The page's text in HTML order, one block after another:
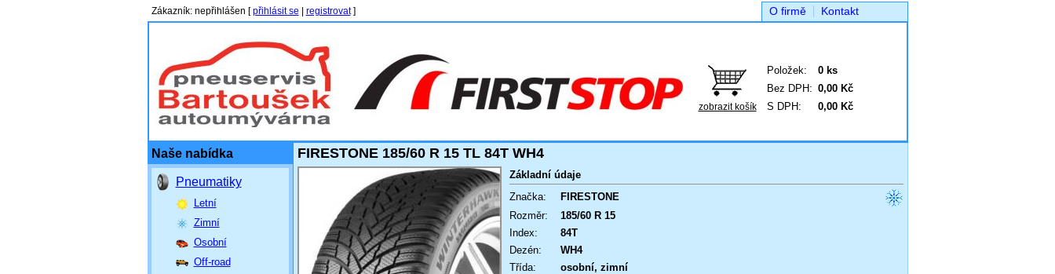
Zákazník: nepřihlášen [přihlásit se registrovat] O firmě Kontakt
zobrazit košík
Položek:
0 ks
Bez DPH: 0,00 Kč
S DPH:
0,00 Kč
Naše nabídka
Pneumatiky
Letní
Zimní
Osobní
Off-road
FIRESTONE 185/60 R 15 TL 84T WH4
Základní údaje
Značka:
FIRESTONE
Rozměr:
185/60 R 15
Index:
84T
Dezén:
WH4
Třída:
osobní, zimní